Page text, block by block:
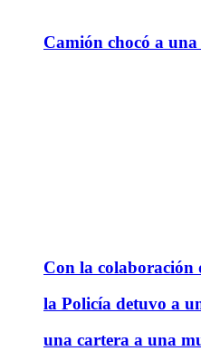
Camión chocó a
Con la colaboración
la Policía detuvo a
una cartera a una